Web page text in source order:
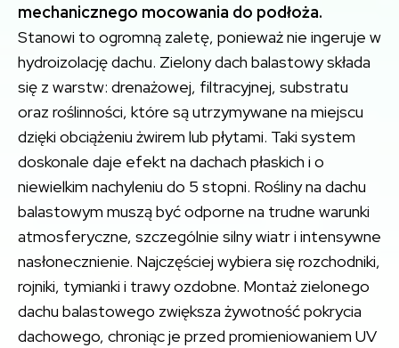
mechanicznego mocowania do podłoża.
Stanowi to ogromną zaletę, ponieważ nie ingeruje w
hydroizolację dachu. Zielony dach balastowy składa
się z warstw: drenażowej, filtracyjnej, substratu
oraz roślinności, które są utrzymywane na miejscu
dzięki obciążeniu żwirem lub płytami. Taki system
doskonale daje efekt na dachach płaskich i o
niewielkim nachyleniu do 5 stopni. Rośliny na dachu
balastowym muszą być odporne na trudne warunki
atmosferyczne, szczególnie silny wiatr i intensywne
nasłonecznienie. Najczęściej wybiera się rozchodniki,
rojniki, tymianki i trawy ozdobne. Montaż zielonego
dachu balastowego zwiększa żywotność pokrycia
dachowego, chroniąc je przed promieniowaniem UV